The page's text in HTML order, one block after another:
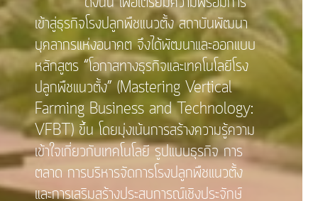
เข้าสู่ธุรกิจโรงปลูกพืชแนวตั้ง สถาบันพัฒนา
บุคลากรแห่งอนาคต จึงได้พัฒนาและออกแบบ
หลักสูตร “โอกาสทางธุรกิจและเทคโนโลยีโรง
ปลูกพืชแนวตั้ง” (Mastering Vertical
Farming Business and Technology:
VFBT) ขึ้น โดยมุ่งเน้นการสร้างความรู้ความ
เข้าใจเกี่ยวกับเทคโนโลยี รูปแบบธุรกิจ การ
ตลาด การบริหารจัดการโรงปลูกพืชแนวตั้ง
และการเสริมสร้างประสบการณ์เชิงประจักษ์